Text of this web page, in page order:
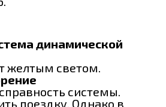
динамической
желтым светом.
системы.
поездку. Однако в